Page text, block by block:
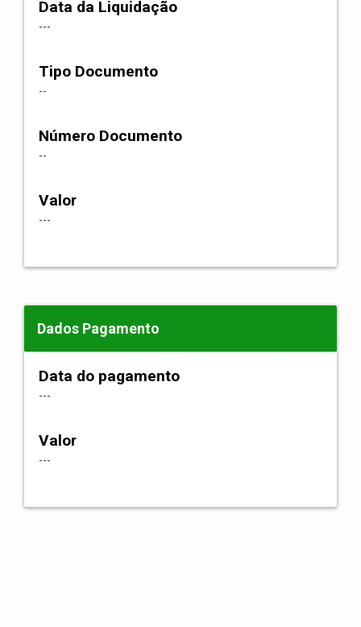
Data da Liquidação
---
Tipo Documento
--
Número Documento
--
Valor
---
Dados Pagamento
Data do pagamento
---
Valor
---